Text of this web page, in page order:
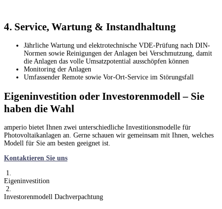
4. Service, Wartung & Instandhaltung
Jährliche Wartung und elektrotechnische VDE-Prüfung nach DIN-
Normen sowie Reinigungen der Anlagen bei Verschmutzung, damit
die Anlagen das volle Umsatzpotential ausschöpfen können
Monitoring der Anlagen
Umfassender Remote sowie Vor-Ort-Service im Störungsfall
Eigeninvestition oder Investorenmodell – Sie
haben die Wahl
amperio bietet Ihnen zwei unterschiedliche Investitionsmodelle für
Photovoltaikanlagen an. Gerne schauen wir gemeinsam mit Ihnen, welches
Modell für Sie am besten geeignet ist.
Kontaktieren Sie uns
1.
Eigeninvestition
2.
Investorenmodell Dachverpachtung